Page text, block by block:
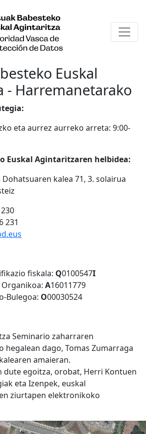
Euskal
- Harremanetarako
eta aurrez aurreko arreta: 9:00-
Euskal Agintaritzaren helbidea:
kalea 71, 3. solairua
231
fiskala: Q0100547I
A16011779
Bulegoa: O00030524
Seminario zaharraren
hegalean dago, Tomas Zumarraga
amaieran.
dute egoitza, orobat, Herri Kontuen
eta Izenpek, euskal
ziurtapen elektronikoko